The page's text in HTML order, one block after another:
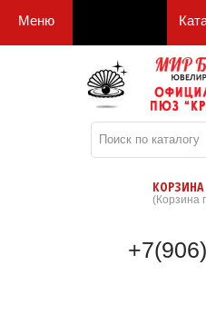
Меню
КОРЗИНА
(Корзина